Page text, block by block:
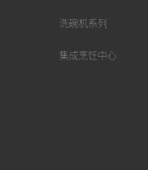
洗碗机系列
集成烹饪中心